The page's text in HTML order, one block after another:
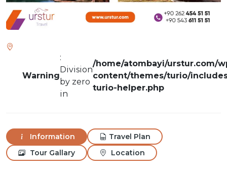
Warning
:
Division
by zero
in
/home/atombayi/urstur.com/
content/themes/turio/
turio-helper.php
Information
Travel Plan
Tour Gallary
Location